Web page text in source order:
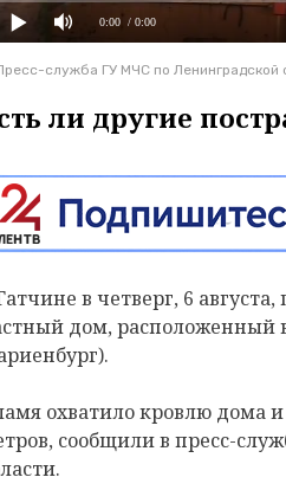
0:00 / 0:00
служба ГУ МЧС по Ленинградской
ли другие
в четверг, 6
дом, расположенный
охватило кровлю дома
сообщили в пресс-